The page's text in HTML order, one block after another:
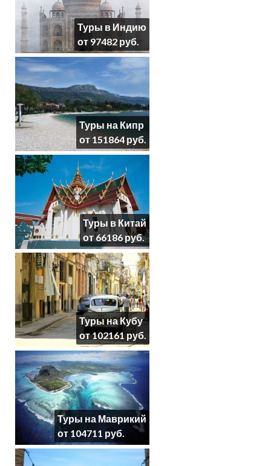
Туры в Индию
от 97482 руб.
Туры на Кипр
от 151864 руб.
Туры в Китай
от 66186 руб.
Туры на Кубу
от 102161 руб.
Туры на Маврикий
от 104711 руб.